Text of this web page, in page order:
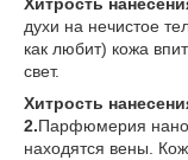
духи на нечистое
как любит) кожа
свет.
Хитрость
2.Парфюмерия
находятся вены.